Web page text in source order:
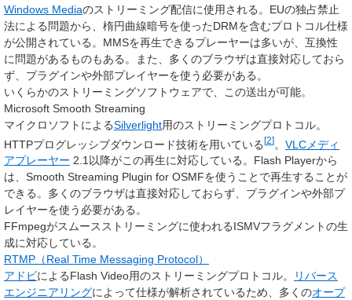
Windows Mediaのストリーミング配信に使用される。EUの独占禁止
法による問題から、楕円曲線暗号を使ったDRMを含むプロトコル仕様
が公開されている。MMSを再生できるプレーヤーは多いが、互換性
に問題があるものもある。また、多くのブラウザは直接対応しておら
ず、プラグインや外部プレイヤーを使う必要がある。
いくらかのストリーミングソフトウェアで、この送出が可能。
Microsoft Smooth Streaming
マイクロソフトによるSilverlight用のストリーミングプロトコル。
HTTPプログレッシブダウンロード技術を用いている[2]。 VLCメディ
アプレーヤー 2.1以降がこの再生に対応している。Flash Playerから
は、Smooth Streaming Plugin for OSMFを使うことで再生することが
できる。多くのブラウザは直接対応しておらず、プラグインや外部プ
レイヤーを使う必要がある。
FFmpegがスムースストリーミングに使われるISMVフラグメントの生
成に対応している。
RTMP（Real Time Messaging Protocol）
アドビによるFlash Video用のストリーミングプロトコル。
リバース
エンジニアリングによって仕様が解析されているため、多くのオープ